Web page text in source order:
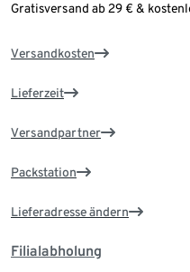
Gratisversand ab 29 € &
Versandkosten
Lieferzeit
Versandpartner
Packstation
Lieferadresse ändern
Filialabholung